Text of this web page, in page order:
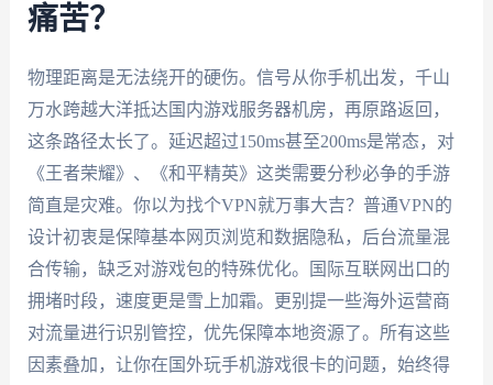
痛苦？
物理距离是无法绕开的硬伤。信号从你手机出发，千山
万水跨越大洋抵达国内游戏服务器机房，再原路返回，
这条路径太长了。延迟超过150ms甚至200ms是常态，对
《王者荣耀》、《和平精英》这类需要分秒必争的手游
简直是灾难。你以为找个VPN就万事大吉？普通VPN的
设计初衷是保障基本网页浏览和数据隐私，后台流量混
合传输，缺乏对游戏包的特殊优化。国际互联网出口的
拥堵时段，速度更是雪上加霜。更别提一些海外运营商
对流量进行识别管控，优先保障本地资源了。所有这些
因素叠加，让你在国外玩手机游戏很卡的问题，始终得